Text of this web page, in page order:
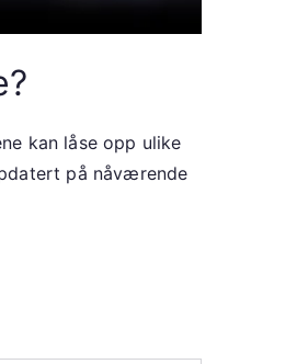
kan låse opp ulike
på nåværende